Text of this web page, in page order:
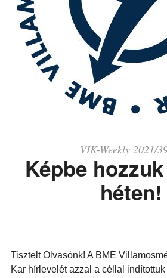
VIK-Weekly 2021/
Képbe
héten!
Tisztelt Olvasónk! A BME
Kar hírlevelét azzal a céllal